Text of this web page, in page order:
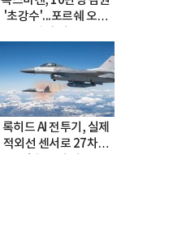
'초강수'...포르쉐 오너
록히드 AI 전투기, 실제
적외선 센서로 27차례